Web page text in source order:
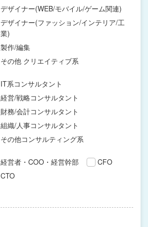
デザイナー(WEB/モバイル/ゲーム関連)
デザイナー(ファッション/インテリア/工
業)
製作/編集
その他 クリエイティブ系
IT系コンサルタント
経営/戦略コンサルタント
財務/会計コンサルタント
組織/人事コンサルタント
その他コンサルティング系
経営者・COO・経営幹部
CFO
CTO